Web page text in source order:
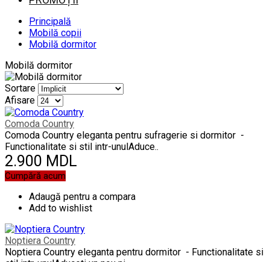
Principală
Mobilă copii
Mobilă dormitor
Mobilă dormitor
Sortare
Afisare
Comoda Country
Comoda Country eleganta pentru sufragerie si dormitor -
Functionalitate si stil intr-unulAduce..
2.900 MDL
Cumpără acum
Adaugă pentru a compara
Add to wishlist
Noptiera Country
Noptiera Country eleganta pentru dormitor - Functionalitate si